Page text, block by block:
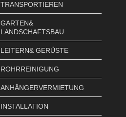
TRANSPORTIEREN
GARTEN&
LANDSCHAFTSBAU
LEITERN& GERÜSTE
ROHRREINIGUNG
ANHÄNGERVERMIETUNG
INSTALLATION